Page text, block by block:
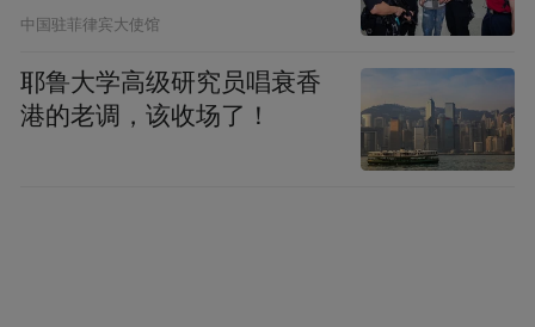
由销售型公司向科技型公司转换，且全球化
不过，屡屡陷入行贿风波的步长制药能否成
功转型，并摆脱由此产生的负面效应影响，
中国驻菲律宾大使馆
耶鲁大学高级研究员唱衰香
港的老调，该收场了！